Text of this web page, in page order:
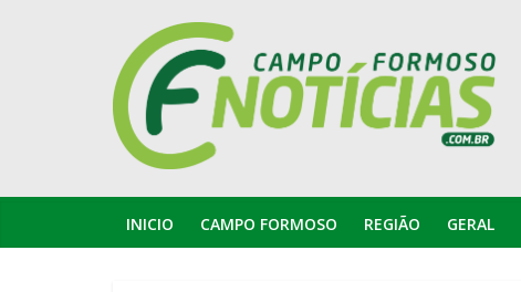
INICIO CAMPO FORMOSO REGIÃO GERAL